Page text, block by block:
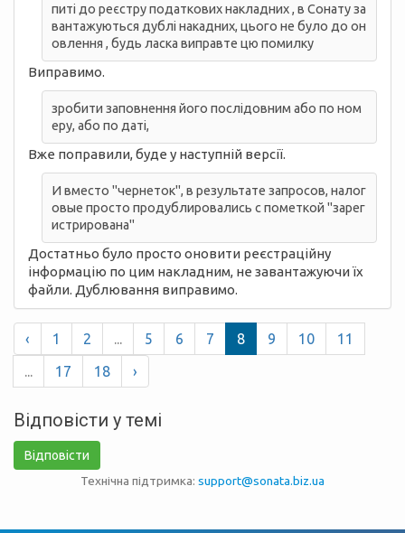
питі до реєстру податкових накладних , в Сонату за
вантажуються дублі накадних, цього не було до он
овлення , будь ласка виправте цю помилку
Виправимо.
зробити заповнення його послідовним або по ном
еру, або по даті,
Вже поправили, буде у наступній версії.
И вместо "чернеток", в результате запросов, налог
овые просто продублировались с пометкой "зарег
истрирована"
Достатньо було просто оновити реєстраційну
інформацію по цим накладним, не завантажуючи їх
файли. Дублювання виправимо.
‹ 1 2 ... 5 6 7 8 9 10
11
...
17 18 ›
Відповісти у темі
Відповісти
Технічна підтримка: support@sonata.biz.ua